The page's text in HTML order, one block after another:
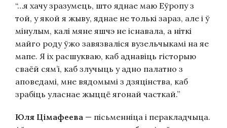
“…я хачу зразумець, што яднае маю Еўропу з
той, у якой я жыву, яднае не толькі зараз, але і ў
мінулым, калі мяне яшчэ не існавала, а ніткі
майго роду ўжо завязваліся вузельчыкамі на яе
мапе. Я іх расшукваю, каб аднавіць гісторыю
сваёй сям’і, каб злучыць у адно палатно з
аповедамі, мне вядомымі з дзяцінства, каб
зрабіць уласнае жыццё ягонай часткай.”
Юля Цімафеева — пісьменніца і перакладчыца.